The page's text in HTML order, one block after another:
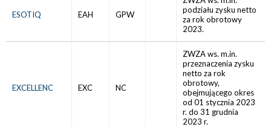
ESOTIQ EAH GPW
podziału zysku netto
za rok obrotowy
2023.
EXCELLENC EXC NC
ZWZA ws. m.in.
przeznaczenia zysku
netto za rok
obrotowy,
obejmującego okres
od 01 stycznia 2023
r. do 31 grudnia
2023 r.